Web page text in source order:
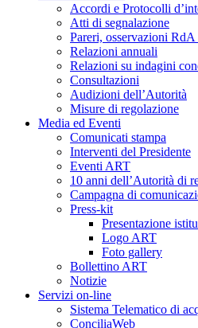
Accordi e Protocolli
Atti di segnalazione
Pareri, osservazioni
Relazioni annuali
Relazioni su indagini
Consultazioni
Audizioni dell’Autorità
Misure di regolazione
Media ed Eventi
Comunicati stampa
Interventi del Presidente
Eventi ART
10 anni dell’Autorità di
Campagna di
Press-kit
Presentazione
Logo ART
Foto gallery
Bollettino ART
Notizie
Servizi on-line
Sistema Telematico di
ConciliaWeb